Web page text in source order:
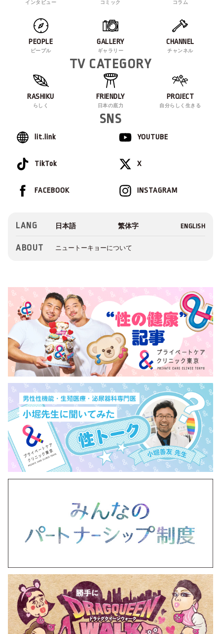
インタビュー コミック コラム
PEOPLE
ピープル
GALLERY
ギャラリー
CHANNEL
チャンネル
TV CATEGORY
RASHIKU
らしく
FRIENDLY
日本の底力
PROJECT
自分らしく生きる
SNS
lit.link YOUTUBE
TikTok X
INSTAGRAM
FACEBOOK
LANG
ABOUT ニュートーキョーについて